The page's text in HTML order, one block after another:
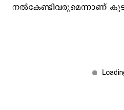
നൽകേണ്ടിവരുമെന്നാണ്